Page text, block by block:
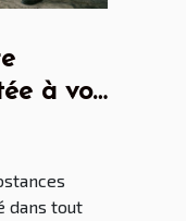
à vos
dans tout